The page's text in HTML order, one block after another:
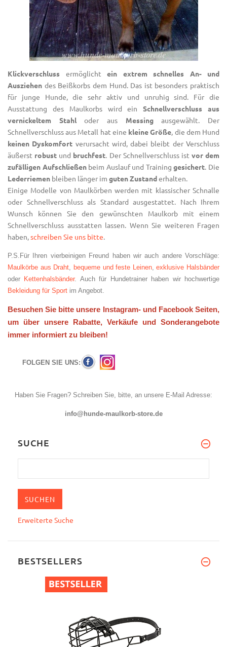
Klickverschluss ermöglicht ein extrem schnelles An- und
Ausziehen des Beißkorbs dem Hund. Das ist besonders praktisch
für junge Hunde, die sehr aktiv und unruhig sind. Für die
Ausstattung des Maulkorbs wird einSchnellverschluss aus
vernickeltem Stahloder aus Messingausgewählt. Der
Schnellverschluss aus Metall hat eine kleine Größe, die dem Hund
keinen Dyskomfort verursacht wird, dabei bleibt der Verschluss
äußerst robust und bruchfest. Der Schnellverschluss ist vor dem
zufälligen Aufschließenbeim Auslauf und Traininggesichert. Die
Lederriemen bleiben länger im guten Zustanderhalten.
Einige Modelle von Maulkörben werden mit klassischer Schnalle
oder Schnellverschluss als Standard ausgestattet. Nach Ihrem
Wunsch können Sie den gewünschten Maulkorb mit einem
Schnellverschluss ausstatten lassen. Wenn Sie weiteren Fragen
haben,schreiben Sie uns bitte.
P.S.Für Ihren vierbeinigen Freund haben wir auch andere Vorschläge:
Maulkörbe aus Draht, bequeme und feste Leinen,exklusive Halsbänder
oder Kettenhalsbänder. Auch für Hundetrainer haben wir hochwertige
Bekleidung für Sport im Angebot.
Besuchen Sie bitte unsere Instagram- und Facebook Seiten,
um über unsere Rabatte, Verkäufe und Sonderangebote
immer informiert zu bleiben!
FOLGEN SIE UNS:
Haben Sie Fragen? Schreiben Sie, bitte, an unsere E-Mail Adresse:
info@hunde-maulkorb-store.de
SUCHE
Erweiterte Suche
BESTSELLERS